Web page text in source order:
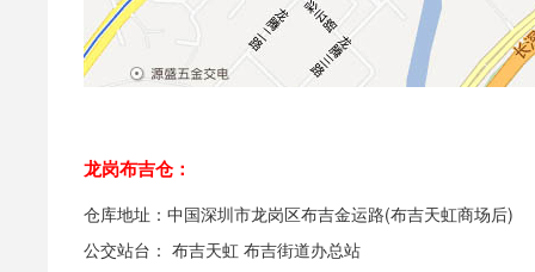
龙岗布吉仓：
仓库地址：中国深圳市龙岗区布吉金运路(布吉天虹商场后)
公交站台： 布吉天虹 布吉街道办总站